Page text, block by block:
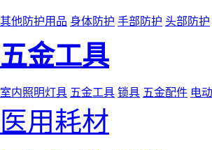
其他防护用品 身体防护 手部防护 头部防护
五金工具
室内照明灯具 五金工具 锁具 五金配件 电
医用耗材